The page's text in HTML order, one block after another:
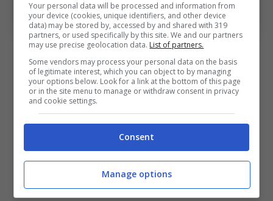
La Juventus punta un calciatore del Milan (Ansa Foto) –
bolognasportnews.it
Rimastofermo per più di due mesiper
mettere a posto una caviglia che lo ha
tormentato nell’ultimo anno, il messicano è
pronto a vivere una seconda parte di
stagione da protagonista anche per mettersi
in forma in vista del mondiale della prossima
estate che il classe 2001 è chiamato a vivere
con la sua nazionale in casa.
Your personal data will be processed and information from
your device (cookies, unique identifiers, and other device
data) may be stored by, accessed by and shared with 319
partners, or used specifically by this site. We and our partners
may use precise geolocation data. List of partners.
Some vendors may process your personal data on the basis
of legitimate interest, which you can object to by managing
your options below. Look for a link at the bottom of this page
or in the site menu to manage or withdraw consent in privacy
and cookie settings.
Consent
Manage options